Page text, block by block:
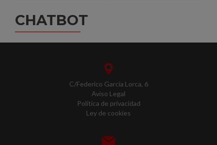
CHATBOT
C/Federico García Lorca, 6
Aviso Legal
Política de privacidad
Ley de cookies